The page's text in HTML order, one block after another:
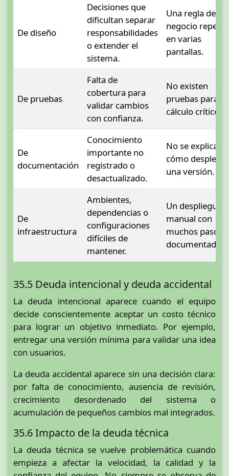
De diseño
Decisiones que
dificultan separar
responsabilidades
o extender el
sistema.
Una regla de
negocio
en varias
pantallas.
De pruebas
Falta de
cobertura para
validar cambios
con confianza.
No existen
pruebas para
cálculo crítico.
De
documentación
Conocimiento
importante no
registrado o
desactualizado.
No se explica
cómo desplegar
una versión.
De
infraestructura
Ambientes,
dependencias o
configuraciones
difíciles de
mantener.
Un despliegue
manual con
muchos pasos
documentados.
35.5 Deuda intencional y deuda accidental
La deuda intencional aparece cuando el equipo
decide conscientemente aceptar un costo técnico
para lograr un objetivo inmediato. Por ejemplo,
entregar una versión mínima para validar una idea
con usuarios.
La deuda accidental aparece sin una decisión clara:
por falta de conocimiento, ausencia de revisión,
crecimiento desordenado del sistema o
acumulación de pequeños cambios mal integrados.
35.6 Impacto de la deuda técnica
La deuda técnica se vuelve problemática cuando
empieza a afectar la velocidad, la calidad y la